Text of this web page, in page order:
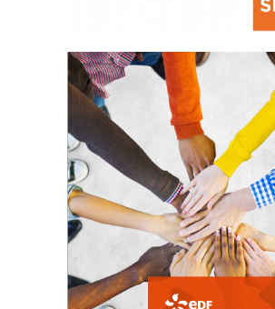
La prévention des conflits
d’intérêts
18 septembre 2023
FEUILLETER